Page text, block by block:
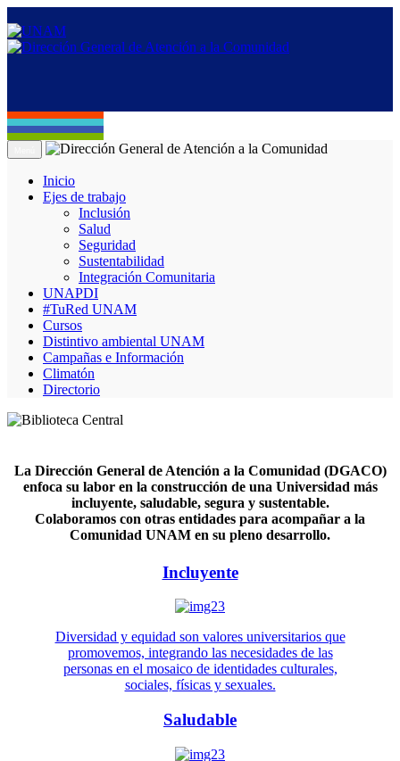
Inicio
Ejes de trabajo
Inclusión
Salud
Seguridad
Sustentabilidad
Integración Comunitaria
UNAPDI
#TuRed UNAM
Cursos
Distintivo ambiental UNAM
Campañas e Información
Climatón
Directorio
La Dirección General de Atención a la Comunidad (DGACO)
enfoca su labor en la construcción de una Universidad más
incluyente, saludable, segura y sustentable.
Colaboramos con otras entidades para acompañar a la
Comunidad UNAM en su pleno desarrollo.
Incluyente
Diversidad y equidad son valores universitarios que
promovemos, integrando las necesidades de las
personas en el mosaico de identidades culturales,
sociales, físicas y sexuales.
Saludable